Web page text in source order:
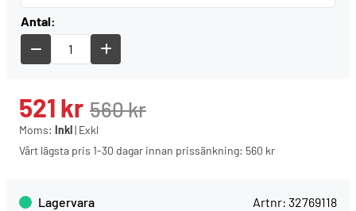
Antal:
560kr
521 kr
Moms: Inkl| Exkl
Vårt lägsta pris 1-30 dagar innan prissänkning: 560 kr
Lagervara Artnr: 32769118